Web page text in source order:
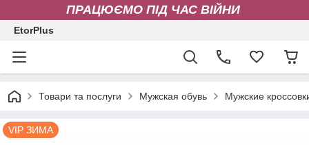
ПРАЦЮЄМО ПІД ЧАС ВІЙНИ
EtorPlus
Товари та послуги Мужская обувь Мужские
VIP ЗИМА